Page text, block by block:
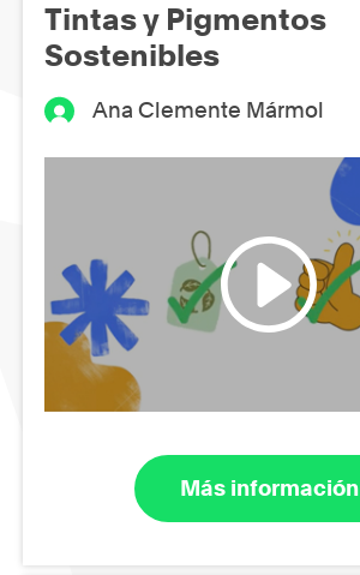
Tintas y Pigmentos
Sostenibles
Ana Clemente Mármol
Más información